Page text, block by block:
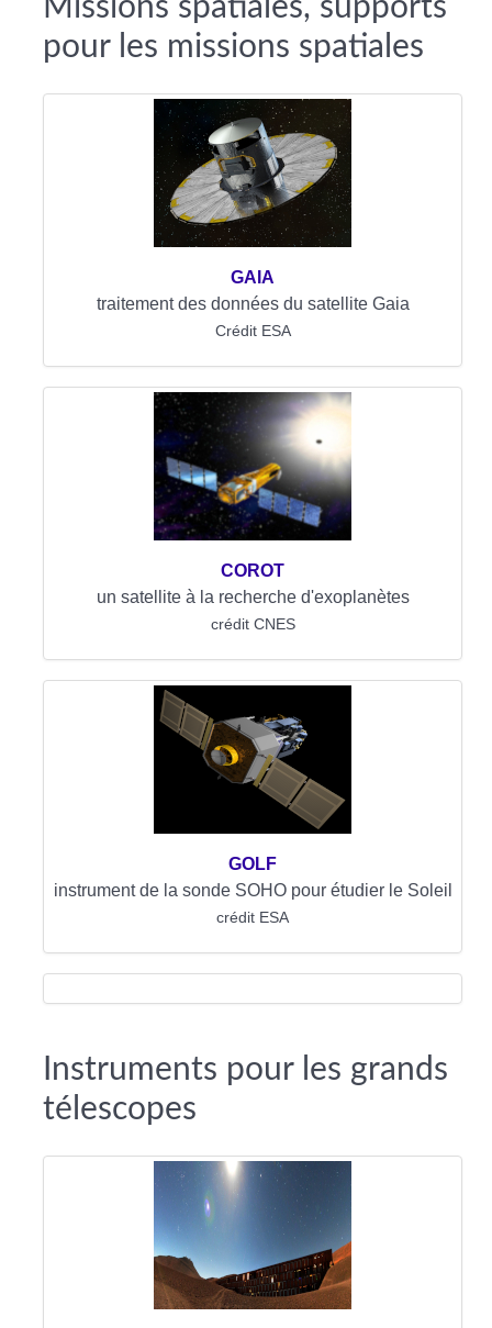
Missions spatiales, supports
pour les missions spatiales
GAIA
traitement des données du satellite Gaia
Crédit ESA
COROT
un satellite à la recherche d'exoplanètes
crédit CNES
GOLF
instrument de la sonde SOHO pour étudier le Soleil
crédit ESA
Instruments pour les grands
télescopes